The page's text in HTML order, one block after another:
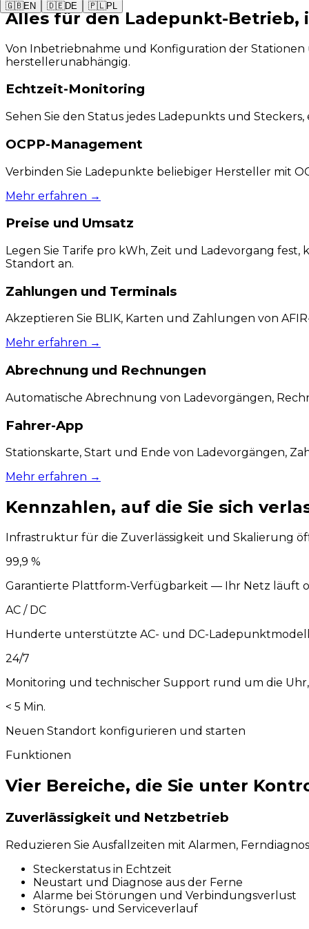
🇬🇧EN 🇩🇪DE 🇵🇱PL
Alles für den Ladepunkt-Betrieb,
Von Inbetriebnahme und Konfiguration der
herstellerunabhängig.
Echtzeit-Monitoring
Sehen Sie den Status jedes Ladepunkts und
OCPP-Management
Verbinden Sie Ladepunkte beliebiger Hersteller mit
Mehr erfahren →
Preise und Umsatz
Legen Sie Tarife pro kWh, Zeit und Ladevorgang
Standort an.
Zahlungen und Terminals
Akzeptieren Sie BLIK, Karten und Zahlungen von
Mehr erfahren →
Abrechnung und Rechnungen
Automatische Abrechnung von Ladevorgängen,
Fahrer-App
Stationskarte, Start und Ende von Ladevorgängen,
Mehr erfahren →
Kennzahlen, auf die Sie sich
Infrastruktur für die Zuverlässigkeit und Skalierung
99,9 %
Garantierte Plattform-Verfügbarkeit — Ihr Netz läuft
AC / DC
Hunderte unterstützte AC- und DC-
24/7
Monitoring und technischer Support rund um die
< 5 Min.
Neuen Standort konfigurieren und starten
Funktionen
Vier Bereiche, die Sie unter
Zuverlässigkeit und Netzbetrieb
Reduzieren Sie Ausfallzeiten mit Alarmen,
Steckerstatus in Echtzeit
Neustart und Diagnose aus der Ferne
Alarme bei Störungen und Verbindungsverlust
Störungs- und Serviceverlauf